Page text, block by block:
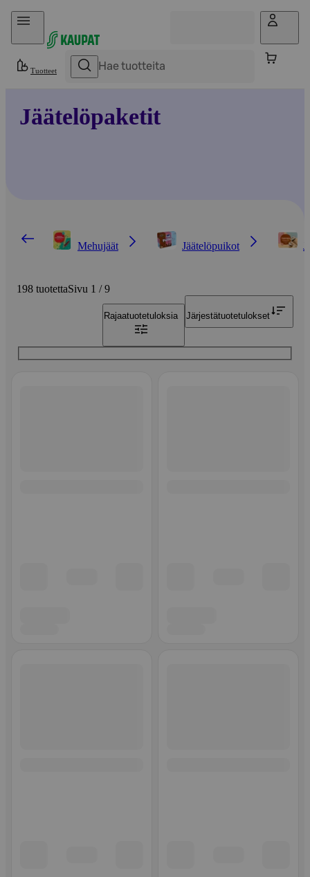
Hyppää sisältöön
Tuotteet
Jäätelöpaketit
Mehujäät Jäätelöpuikot
198 tuotettaSivu 1 / 9
Rajaatuotetuloksia Järjestätuotetulokset